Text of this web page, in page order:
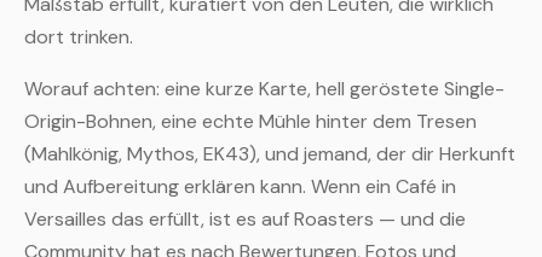
dort trinken.
Worauf achten: eine kurze Karte, hell geröstete Single-
Origin-Bohnen, eine echte Mühle hinter dem Tresen
(Mahlkönig, Mythos, EK43), und jemand, der dir Herkunft
und Aufbereitung erklären kann. Wenn ein Café in
Versailles das erfüllt, ist es auf Roasters — und die
Community hat es nach Bewertungen, Fotos und